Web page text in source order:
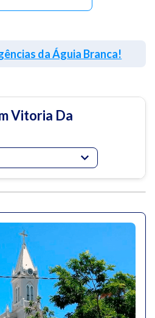
da Águia Branca!
Vitoria Da